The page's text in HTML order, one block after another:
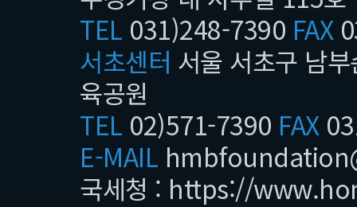
TEL 031)248-7390 FAX
서초센터 서울 서초구 남
육공원
TEL 02)571-7390 FAX
E-MAIL
국세청 : https://